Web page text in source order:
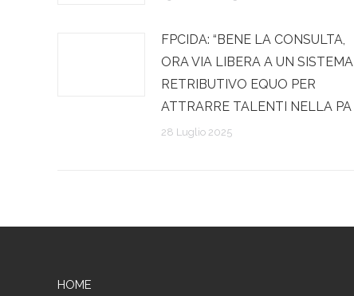
FPCIDA: “BENE LA CONSULTA,
ORA VIA LIBERA A UN SISTEMA
RETRIBUTIVO EQUO PER
ATTRARRE TALENTI NELLA PA
28 Luglio 2025
HOME